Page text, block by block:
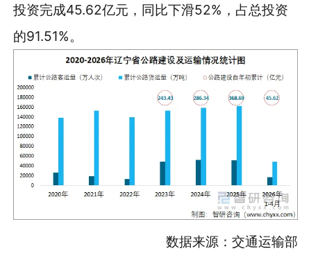
投资完成45.62亿元，同比下滑52%，占总投资
的91.51%。
数据来源：交通运输部